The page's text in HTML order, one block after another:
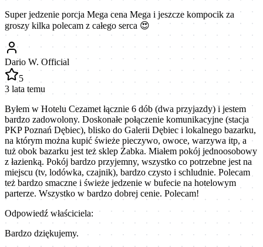
Super jedzenie porcja Mega cena Mega i jeszcze kompocik za
groszy kilka polecam z całego serca 😍
Dario W. Official
5
3 lata temu
Byłem w Hotelu Cezamet łącznie 6 dób (dwa przyjazdy) i jestem
bardzo zadowolony. Doskonałe połączenie komunikacyjne (stacja
PKP Poznań Dębiec), blisko do Galerii Dębiec i lokalnego bazarku,
na którym można kupić świeże pieczywo, owoce, warzywa itp, a
tuż obok bazarku jest też sklep Żabka. Miałem pokój jednoosobowy
z łazienką. Pokój bardzo przyjemny, wszystko co potrzebne jest na
miejscu (tv, lodówka, czajnik), bardzo czysto i schludnie. Polecam
też bardzo smaczne i świeże jedzenie w bufecie na hotelowym
parterze. Wszystko w bardzo dobrej cenie. Polecam!
Odpowiedź właściciela:
Bardzo dziękujemy.